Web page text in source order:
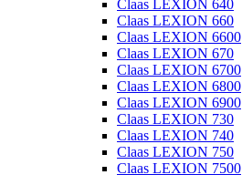
Claas LEXION 640
Claas LEXION 660
Claas LEXION 6600
Claas LEXION 670
Claas LEXION 6700
Claas LEXION 6800
Claas LEXION 6900
Claas LEXION 730
Claas LEXION 740
Claas LEXION 750
Claas LEXION 7500